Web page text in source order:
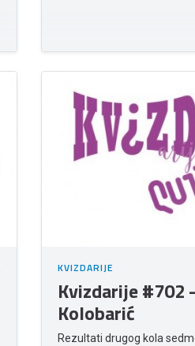
KVIZDARIJE
Kvizdarije #702
Kolobarić
Rezultati drugog kola